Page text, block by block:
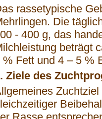
rassetypische
Die
- 400 g, das
beträgt
% Fett und 4 – 5 %
Ziele des